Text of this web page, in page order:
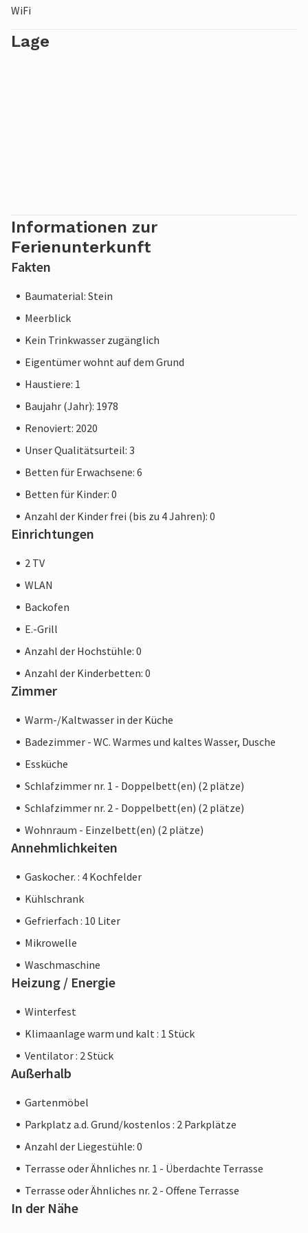
WiFi
Lage
Informationen zur
Ferienunterkunft
Fakten
Baumaterial: Stein
Meerblick
Kein Trinkwasser zugänglich
Eigentümer wohnt auf dem Grund
Haustiere: 1
Baujahr (Jahr): 1978
Renoviert: 2020
Unser Qualitätsurteil: 3
Betten für Erwachsene: 6
Betten für Kinder: 0
Anzahl der Kinder frei (bis zu 4 Jahren): 0
Einrichtungen
2 TV
WLAN
Backofen
E.-Grill
Anzahl der Hochstühle: 0
Anzahl der Kinderbetten: 0
Zimmer
Warm-/Kaltwasser in der Küche
Badezimmer - WC. Warmes und kaltes Wasser, Dusche
Essküche
Schlafzimmer nr. 1 - Doppelbett(en) (2 plätze)
Schlafzimmer nr. 2 - Doppelbett(en) (2 plätze)
Wohnraum - Einzelbett(en) (2 plätze)
Annehmlichkeiten
Gaskocher. : 4 Kochfelder
Kühlschrank
Gefrierfach : 10 Liter
Mikrowelle
Waschmaschine
Heizung / Energie
Winterfest
Klimaanlage warm und kalt : 1 Stück
Ventilator : 2 Stück
Außerhalb
Gartenmöbel
Parkplatz a.d. Grund/kostenlos : 2 Parkplätze
Anzahl der Liegestühle: 0
Terrasse oder Ähnliches nr. 1 - Überdachte Terrasse
Terrasse oder Ähnliches nr. 2 - Offene Terrasse
In der Nähe